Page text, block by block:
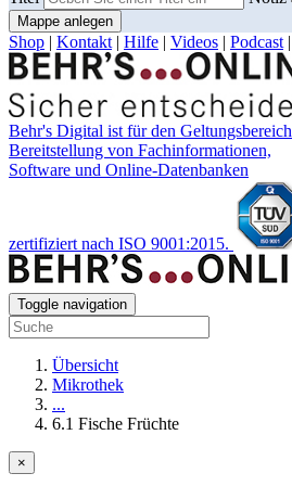
Mappe anlegen
Shop | Kontakt | Hilfe | Videos | Podcast |
Behr's Digital ist für den Geltungsbereich
Bereitstellung von Fachinformationen,
Software und Online-Datenbanken
zertifiziert nach ISO 9001:2015.
Toggle navigation
Übersicht
Mikrothek
...
6.1 Fische Früchte
×